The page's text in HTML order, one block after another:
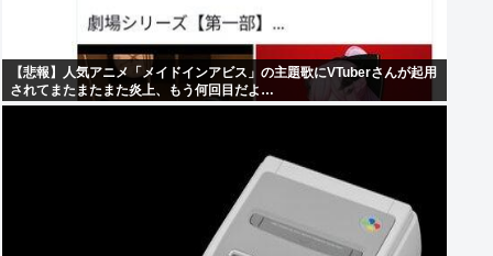
【悲報】人気アニメ「メイドインアビス」の主題歌にVTuberさんが起用
されてまたまたまた炎上、もう何回目だよ…